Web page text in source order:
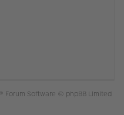
® Forum Software © phpBB Limited